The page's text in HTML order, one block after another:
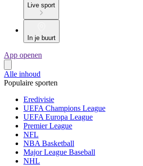
Live sport
In je buurt
App openen
Alle inhoud
Populaire sporten
Eredivisie
UEFA Champions League
UEFA Europa League
Premier League
NFL
NBA Basketball
Major League Baseball
NHL